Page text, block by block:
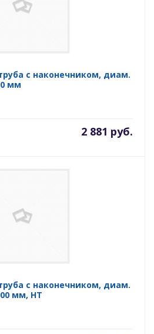
с наконечником, диам.
мм
2 881 руб.
с наконечником, диам.
мм, HT